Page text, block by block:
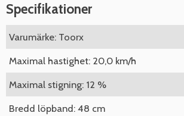
Specifikationer
Varumärke: Toorx
Maximal hastighet: 20,0 km/h
Maximal stigning: 12 %
Bredd löpband: 48 cm